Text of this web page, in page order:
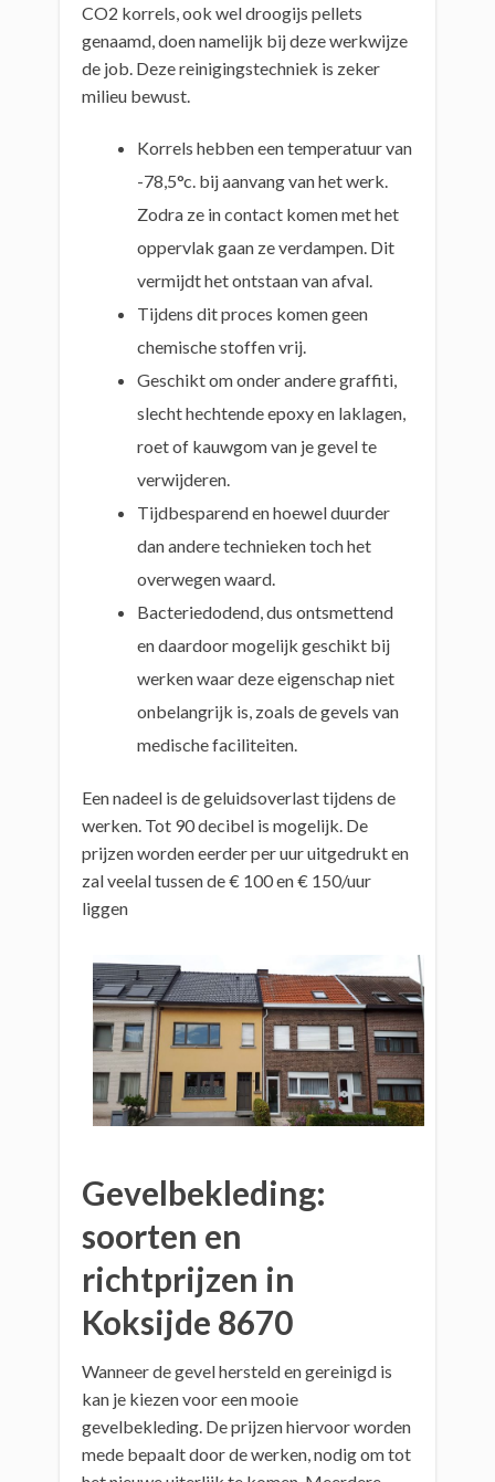
CO2 korrels, ook wel droogijs pellets
genaamd, doen namelijk bij deze werkwijze
de job. Deze reinigingstechniek is zeker
milieu bewust.
Korrels hebben een temperatuur van
-78,5°c. bij aanvang van het werk.
Zodra ze in contact komen met het
oppervlak gaan ze verdampen. Dit
vermijdt het ontstaan van afval.
Tijdens dit proces komen geen
chemische stoffen vrij.
Geschikt om onder andere graffiti,
slecht hechtende epoxy en laklagen,
roet of kauwgom van je gevel te
verwijderen.
Tijdbesparend en hoewel duurder
dan andere technieken toch het
overwegen waard.
Bacteriedodend, dus ontsmettend
en daardoor mogelijk geschikt bij
werken waar deze eigenschap niet
onbelangrijk is, zoals de gevels van
medische faciliteiten.
Een nadeel is de geluidsoverlast tijdens de
werken. Tot 90 decibel is mogelijk. De
prijzen worden eerder per uur uitgedrukt en
zal veelal tussen de € 100 en € 150/uur
liggen
Gevelbekleding:
soorten en
richtprijzen in
Koksijde 8670
Wanneer de gevel hersteld en gereinigd is
kan je kiezen voor een mooie
gevelbekleding. De prijzen hiervoor worden
mede bepaalt door de werken, nodig om tot